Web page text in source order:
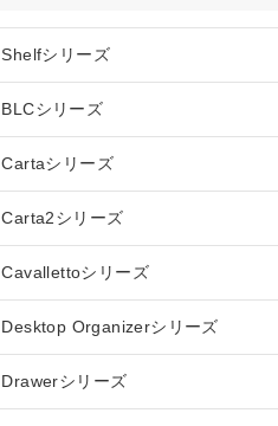
Shelfシリーズ
BLCシリーズ
Cartaシリーズ
Carta2シリーズ
Cavallettoシリーズ
Desktop Organizerシリーズ
Drawerシリーズ